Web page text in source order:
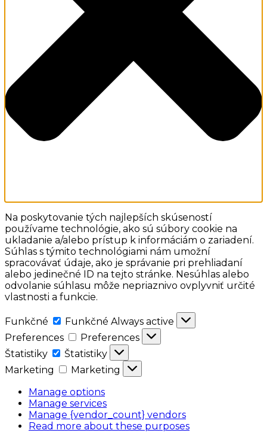
Na poskytovanie tých najlepších skúseností
používame technológie, ako sú súbory cookie na
ukladanie a/alebo prístup k informáciám o zariadení.
Súhlas s týmito technológiami nám umožní
spracovávať údaje, ako je správanie pri prehliadaní
alebo jedinečné ID na tejto stránke. Nesúhlas alebo
odvolanie súhlasu môže nepriaznivo ovplyvniť určité
vlastnosti a funkcie.
Funkčné Funkčné Always active
Preferences
Preferences
Štatistiky
Štatistiky
Marketing
Marketing
Manage options
Manage services
Manage {vendor_count} vendors
Read more about these purposes